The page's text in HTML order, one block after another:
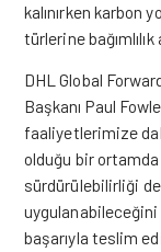
kalınırken karbon
türlerine bağımlılık
DHL Global
Başkanı Paul
faaliyetlerimize
olduğu bir ortamda
sürdürülebilirliği
başarıyla teslim